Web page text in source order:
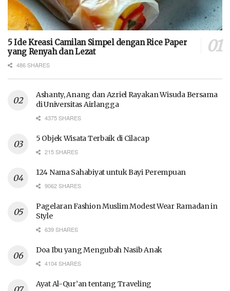
5 Ide Kreasi Camilan Simpel dengan Rice Paper
yang Renyah dan Lezat
486 SHARES
Ashanty, Anang dan Azriel Rayakan Wisuda Bersama
di Universitas Airlangga
4375 SHARES
5 Objek Wisata Terbaik di Cilacap
215 SHARES
124 Nama Sahabiyat untuk Bayi Perempuan
9062 SHARES
Pagelaran Fashion Muslim Modest Wear Ramadan in
Style
639 SHARES
Doa Ibu yang Mengubah Nasib Anak
4104 SHARES
Ayat Al-Qur’an tentang Traveling